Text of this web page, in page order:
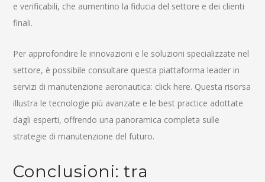
e verificabili, che aumentino la fiducia del settore e dei clienti
finali.
Per approfondire le innovazioni e le soluzioni specializzate nel
settore, è possibile consultare questa piattaforma leader in
servizi di manutenzione aeronautica: click here. Questa risorsa
illustra le tecnologie più avanzate e le best practice adottate
dagli esperti, offrendo una panoramica completa sulle
strategie di manutenzione del futuro.
Conclusioni: tra